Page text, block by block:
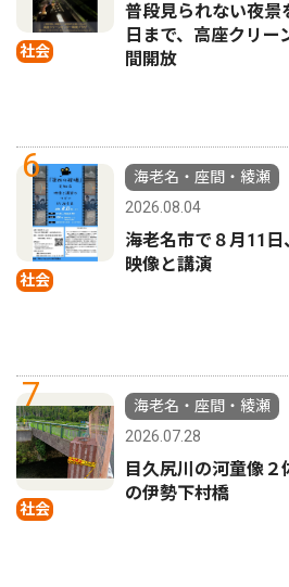
社会
普段見られない夜景
日まで、高座クリ
間開放
6
社会
海老名・座間・綾瀬
2026.08.04
海老名市で８月11
映像と講演
7
社会
海老名・座間・綾瀬
2026.07.28
目久尻川の河童像
の伊勢下村橋